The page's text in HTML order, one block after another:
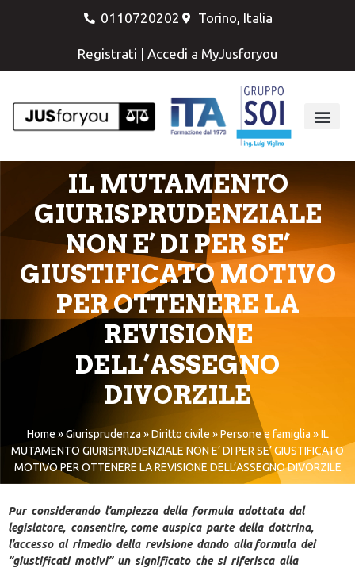
0110720202 Torino, Italia
Registrati | Accedi a MyJusforyou
IL MUTAMENTO
GIURISPRUDENZIALE
NON E’ DI PER SE’
GIUSTIFICATO MOTIVO
PER OTTENERE LA
REVISIONE
DELL’ASSEGNO
DIVORZILE
Home »Giurisprudenza »Diritto civile »Persone e famiglia »IL
MUTAMENTO GIURISPRUDENZIALE NON E’ DI PER SE’ GIUSTIFICATO
MOTIVO PER OTTENERE LA REVISIONE DELL’ASSEGNO DIVORZILE
Pur considerando l’ampiezza della formula adottata dal
legislatore, consentire, come auspica parte della dottrina,
l’accesso al rimedio della revisione dando alla formula dei
“giustificati motivi” un significato che si riferisca alla